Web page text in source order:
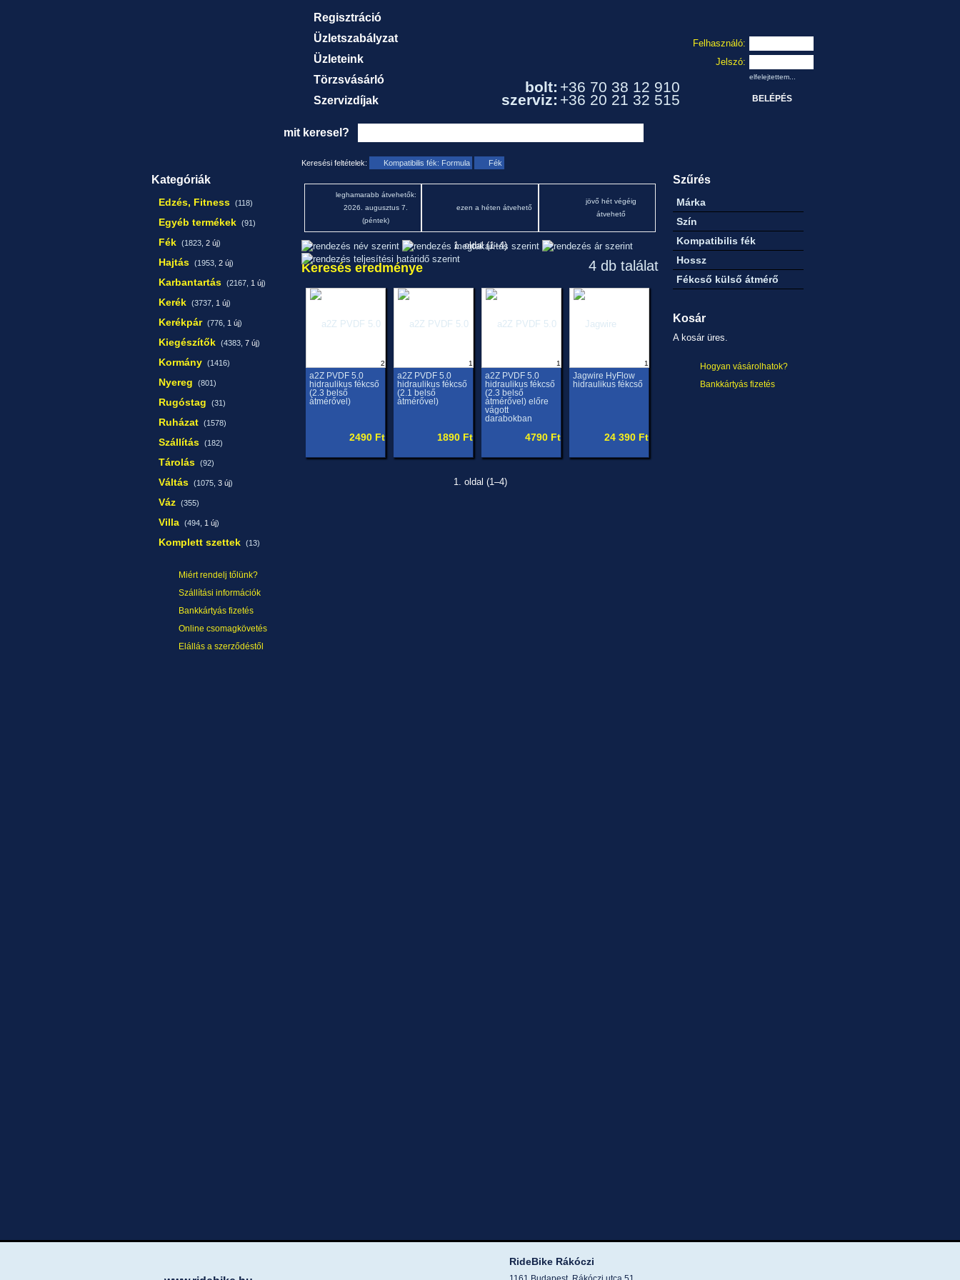
Regisztráció
Üzletszabályzat
Üzleteink
Törzsvásárló
Szervizdíjak
bolt: +36 70 38 12 910
szerviz: +36 20 21 32 515
Felhasználó:
Jelszó:
elfelejtettem...
mit keresel?
Kategóriák
Edzés, Fitness (118)
Egyéb termékek (91)
Fék (1823, 2 új)
Hajtás (1953, 2 új)
Karbantartás (2167, 1 új)
Kerék (3737, 1 új)
Kerékpár (776, 1 új)
Kiegészítők (4383, 7 új)
Kormány (1416)
Nyereg (801)
Rugóstag (31)
Ruházat (1578)
Szállítás (182)
Tárolás (92)
Váltás (1075, 3 új)
Váz (355)
Villa (494, 1 új)
Komplett szettek (13)
Miért rendelj tőlünk?
Szállítási információk
Bankkártyás fizetés
Online csomagkövetés
Elállás a szerződéstől
Keresési feltételek: Kompatibilis fék: Formula Fék
leghamarabb átvehetők:
2026. augusztus 7.
(péntek)
ezen a héten átvehető
jövő hét végéig
átvehető
1. oldal (1–4)
4 db találat
Keresés eredménye
2
a2Z PVDF 5.0
hidraulikus fékcső
(2.3 belső
átmérővel)
2490 Ft
1
a2Z PVDF 5.0
hidraulikus fékcső
(2.1 belső
átmérővel)
1890 Ft
1
a2Z PVDF 5.0
hidraulikus fékcső
(2.3 belső
átmérővel) előre
vágott
darabokban
4790 Ft
1
Jagwire HyFlow
hidraulikus fékcső
24 390 Ft
1. oldal (1–4)
Szűrés
Márka
Szín
Kompatibilis fék
Hossz
Fékcső külső átmérő
Kosár
A kosár üres.
Hogyan vásárolhatok?
Bankkártyás fizetés
RideBike Rákóczi